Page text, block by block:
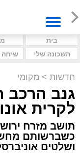
בית
השכונה שלי
שיחה
חדשות > מקומי
גנב הרכב
לקרית
תושב מזרח
כשברשותם
ושלטים